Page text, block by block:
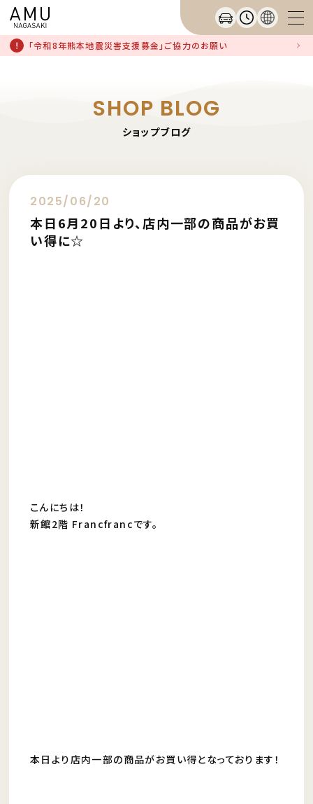
「令和8年熊本地震災害支援募金」ご協力のお願い
SHOP BLOG
ショップブログ
2025/06/20
本日6月20日より、店内一部の商品がお買
い得に☆
こんにちは！
新館2階 Francfrancです。
本日より店内一部の商品がお買い得となっております！